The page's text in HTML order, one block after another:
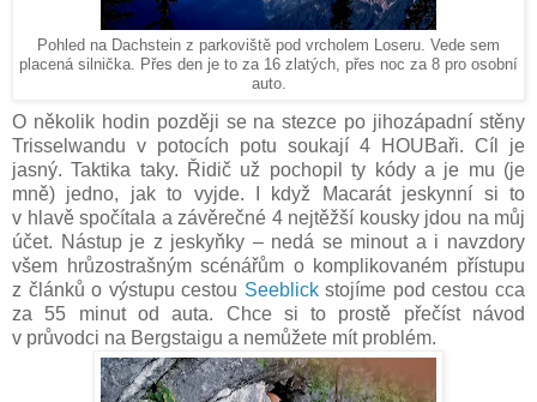
Pohled na Dachstein z parkoviště pod vrcholem Loseru. Vede sem
placená silnička. Přes den je to za 16 zlatých, přes noc za 8 pro osobní
auto.
O několik hodin později se na stezce po jihozápadní stěny
Trisselwandu v potocích potu soukají 4 HOUBaři. Cíl je
jasný. Taktika taky. Řidič už pochopil ty kódy a je mu (je
mně) jedno, jak to vyjde. I když Macarát jeskynní si to
v hlavě spočítala a závěrečné 4 nejtěžší kousky jdou na můj
účet. Nástup je z jeskyňky – nedá se minout a i navzdory
všem hrůzostrašným scénářům o komplikovaném přístupu
z článků o výstupu cestou Seeblickstojíme pod cestou cca
za 55 minut od auta. Chce si to prostě přečíst návod
v průvodci na Bergstaigu a nemůžete mít problém.